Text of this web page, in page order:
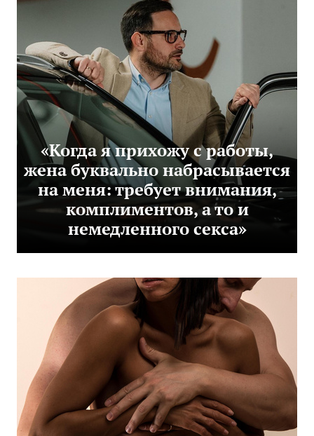
«Когда я прихожу с работы,
жена буквально набрасывается
на меня: требует внимания,
комплиментов, а то и
немедленного секса»